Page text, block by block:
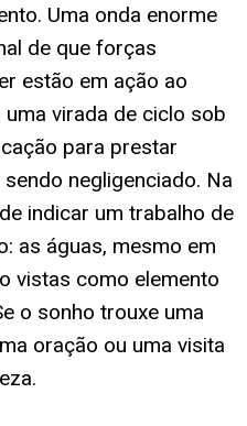
Uma onda enorme
de que forças
estão em ação ao
virada de ciclo sob
para prestar
negligenciado. Na
indicar um trabalho de
as águas, mesmo em
vistas como elemento
o sonho trouxe uma
oração ou uma visita